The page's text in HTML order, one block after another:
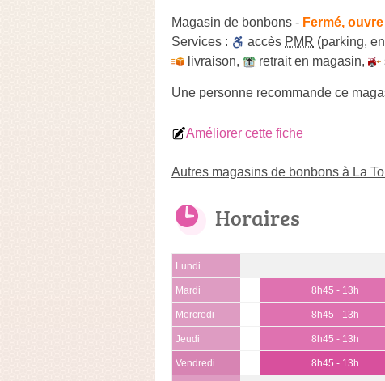
Magasin de bonbons - Fermé,
Services :
accès PMR (parking,
livraison, retrait en magasin,
Une personne recommande ce
Améliorer cette fiche
Autres magasins de bonbons à La
Horaires
Lundi
Mardi 8h45 - 13h
Mercredi 8h45 - 13h
Jeudi 8h45 - 13h
Vendredi 8h45 - 13h